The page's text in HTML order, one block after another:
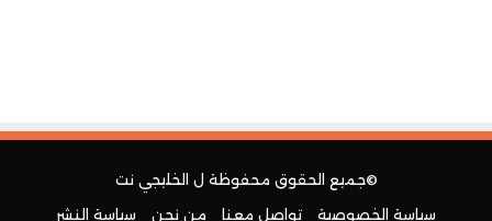
©جميع الحقوق محفوظة ل الخليجي نت
سياسة الخصوصية
تواصل معنا من نحن سياسة النشر